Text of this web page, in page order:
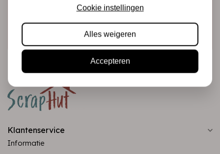
Klantenservice
Informatie
Cookie instellingen
Alles weigeren
Accepteren